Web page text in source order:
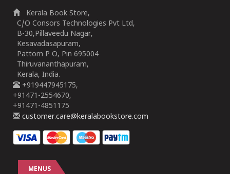
Kerala Book Store,
C/O Consors Technologies Pvt Ltd,
B-30,Pillaveedu Nagar,
Kesavadasapuram,
Pattom P O, Pin 695004
Thiruvananthapuram,
Kerala, India.
+919447945175,
+91471-2554670,
+91471-4851175
customer.care@keralabookstore.com
MENUS